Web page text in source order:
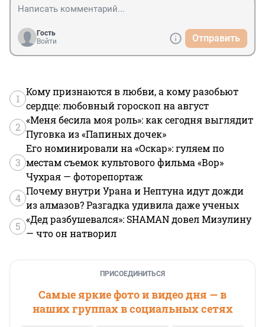
Гость
Войти
Отправить
1
Кому признаются в любви, а кому разобьют
сердце: любовный гороскоп на август
2
«Меня бесила моя роль»: как сегодня выглядит
Пуговка из «Папиных дочек»
3
Его номинировали на «Оскар»: гуляем по
местам съемок культового фильма «Вор»
Чухрая — фоторепортаж
4
Почему внутри Урана и Нептуна идут дожди
из алмазов? Разгадка удивила даже ученых
5
«Дед разбушевался»: SHAMAN довел Мизулину
— что он натворил
ПРИСОЕДИНИТЬСЯ
Самые яркие фото и видео дня — в
наших группах в социальных сетях